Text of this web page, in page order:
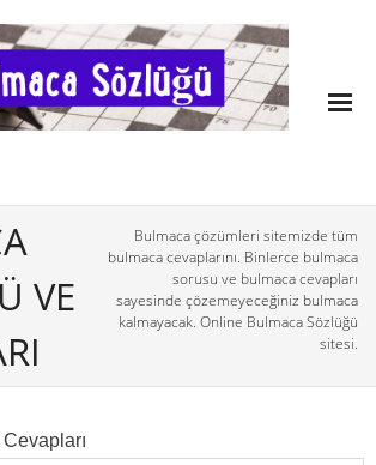
VE
Bulmaca çözümleri sitemizde tüm
bulmaca cevaplarını. Binlerce bulmaca
sorusu ve bulmaca cevapları
sayesinde çözemeyeceğiniz bulmaca
kalmayacak. Online Bulmaca Sözlüğü
sitesi.